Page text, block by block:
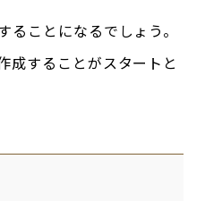
ことになるでしょう。
成することがスタートと